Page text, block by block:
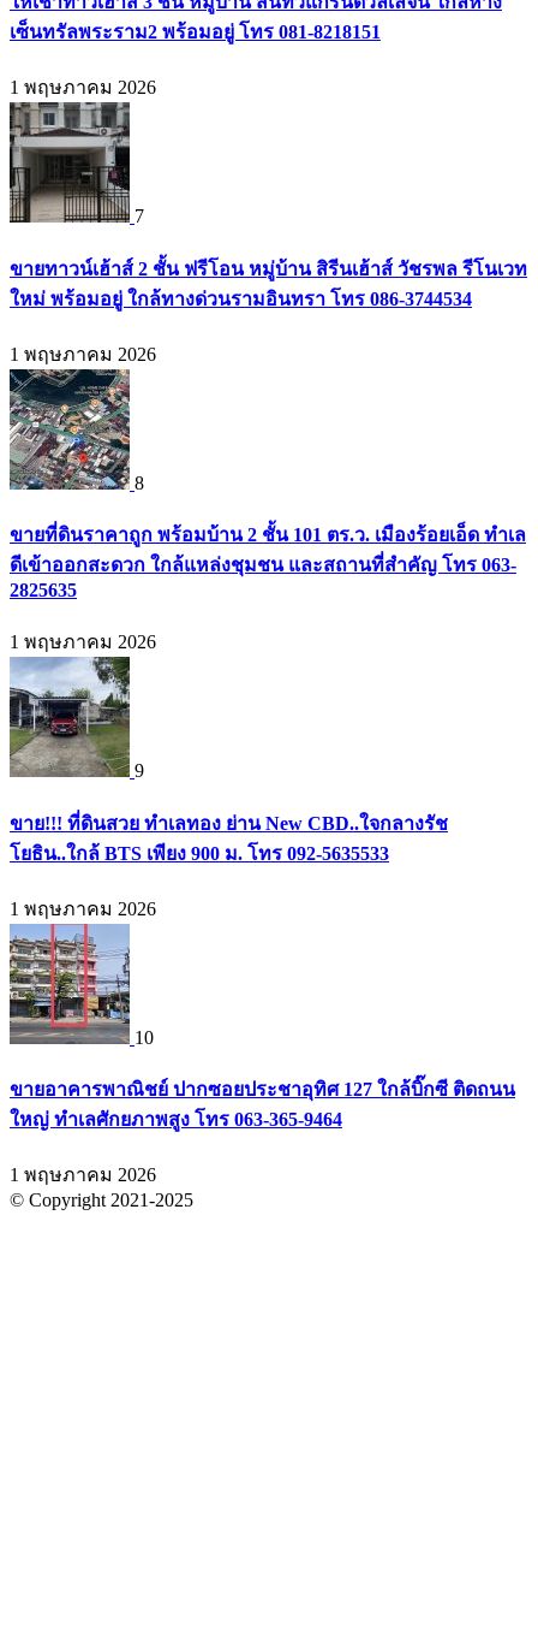
เซ็นทรัลพระราม2 พร้อมอยู่ โทร 081-8218151
1 พฤษภาคม 2026
7
ขายทาวน์เฮ้าส์ 2 ชั้น ฟรีโอน หมู่บ้าน สิรีนเฮ้าส์ วัชรพล รีโนเวท
ใหม่ พร้อมอยู่ ใกล้ทางด่วนรามอินทรา โทร 086-3744534
1 พฤษภาคม 2026
8
ขายที่ดินราคาถูก พร้อมบ้าน 2 ชั้น 101 ตร.ว. เมืองร้อยเอ็ด ทำเล
ดีเข้าออกสะดวก ใกล้แหล่งชุมชน และสถานที่สำคัญ โทร 063-
2825635
1 พฤษภาคม 2026
9
ขาย!!! ที่ดินสวย ทำเลทอง ย่าน New CBD..ใจกลางรัช
โยธิน..ใกล้ BTS เพียง 900 ม. โทร 092-5635533
1 พฤษภาคม 2026
10
ขายอาคารพาณิชย์ ปากซอยประชาอุทิศ 127 ใกล้บิ๊กซี ติดถนน
ใหญ่ ทำเลศักยภาพสูง โทร 063-365-9464
1 พฤษภาคม 2026
© Copyright 2021-2025